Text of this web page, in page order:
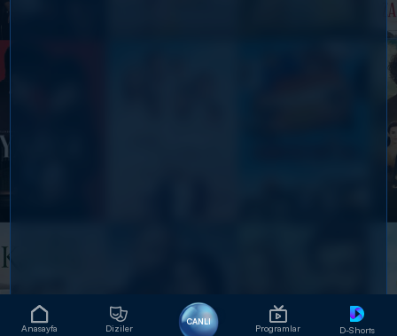
Anasayfa Diziler
CANLI
Programlar D-Shorts